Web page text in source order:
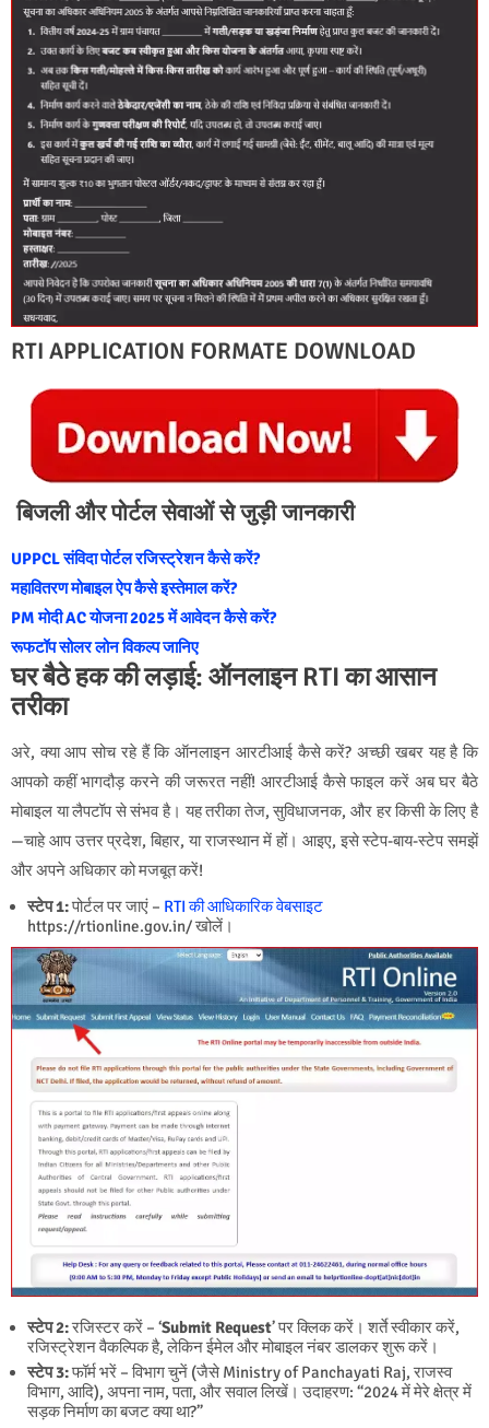
RTI APPLICATION FORMATE DOWNLOAD
बिजली और पोर्टल सेवाओं से जुड़ी जानकारी
UPPCL संविदा पोर्टल रजिस्ट्रेशन कैसे करें?
महावितरण मोबाइल ऐप कैसे इस्तेमाल करें?
PM मोदी AC योजना 2025 में आवेदन कैसे करें?
रूफटॉप सोलर लोन विकल्प जानिए
घर बैठे हक की लड़ाई: ऑनलाइन RTI का आसान
तरीका
अरे, क्या आप सोच रहे हैं कि ऑनलाइन आरटीआई कैसे करें? अच्छी खबर यह है कि
आपको कहीं भागदौड़ करने की जरूरत नहीं! आरटीआई कैसे फाइल करें अब घर बैठे
मोबाइल या लैपटॉप से संभव है। यह तरीका तेज, सुविधाजनक, और हर किसी के लिए है
—चाहे आप उत्तर प्रदेश, बिहार, या राजस्थान में हों। आइए, इसे स्टेप-बाय-स्टेप समझें
और अपने अधिकार को मजबूत करें!
स्टेप 1:पोर्टल पर जाएं – RTI की आधिकारिक वेबसाइट
https://rtionline.gov.in/ खोलें।
स्टेप 2:रजिस्टर करें – ‘Submit Request’ पर क्लिक करें। शर्ते स्वीकार करें,
रजिस्ट्रेशन वैकल्पिक है, लेकिन ईमेल और मोबाइल नंबर डालकर शुरू करें।
स्टेप 3:फॉर्म भरें – विभाग चुनें (जैसे Ministry of Panchayati Raj, राजस्व
विभाग, आदि), अपना नाम, पता, और सवाल लिखें। उदाहरण: “2024 में मेरे क्षेत्र में
सड़क निर्माण का बजट क्या था?”